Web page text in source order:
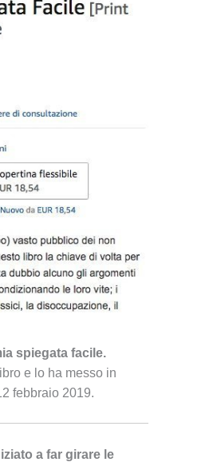
spiegata facile.
e lo ha messo in
febbraio 2019.
a far girare le